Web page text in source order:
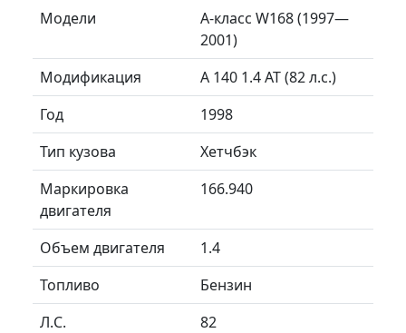
Модели
A-класс W168 (1997—
2001)
Модификация
A 140 1.4 AT (82 л.с.)
Год
1998
Тип кузова
Хетчбэк
Маркировка
двигателя
166.940
Объем двигателя
1.4
Топливо
Бензин
Л.C.
82